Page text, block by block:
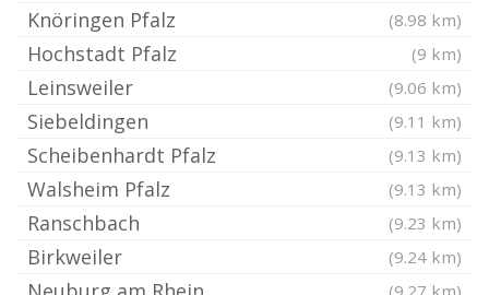
Knöringen Pfalz (8.98 km)
Hochstadt Pfalz (9 km)
Leinsweiler (9.06 km)
Siebeldingen (9.11 km)
Scheibenhardt Pfalz (9.13 km)
Walsheim Pfalz (9.13 km)
Ranschbach (9.23 km)
Birkweiler (9.24 km)
(9.27 km)